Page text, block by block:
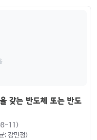
갖는 반도체 또는 반도
11)
; 강민정)